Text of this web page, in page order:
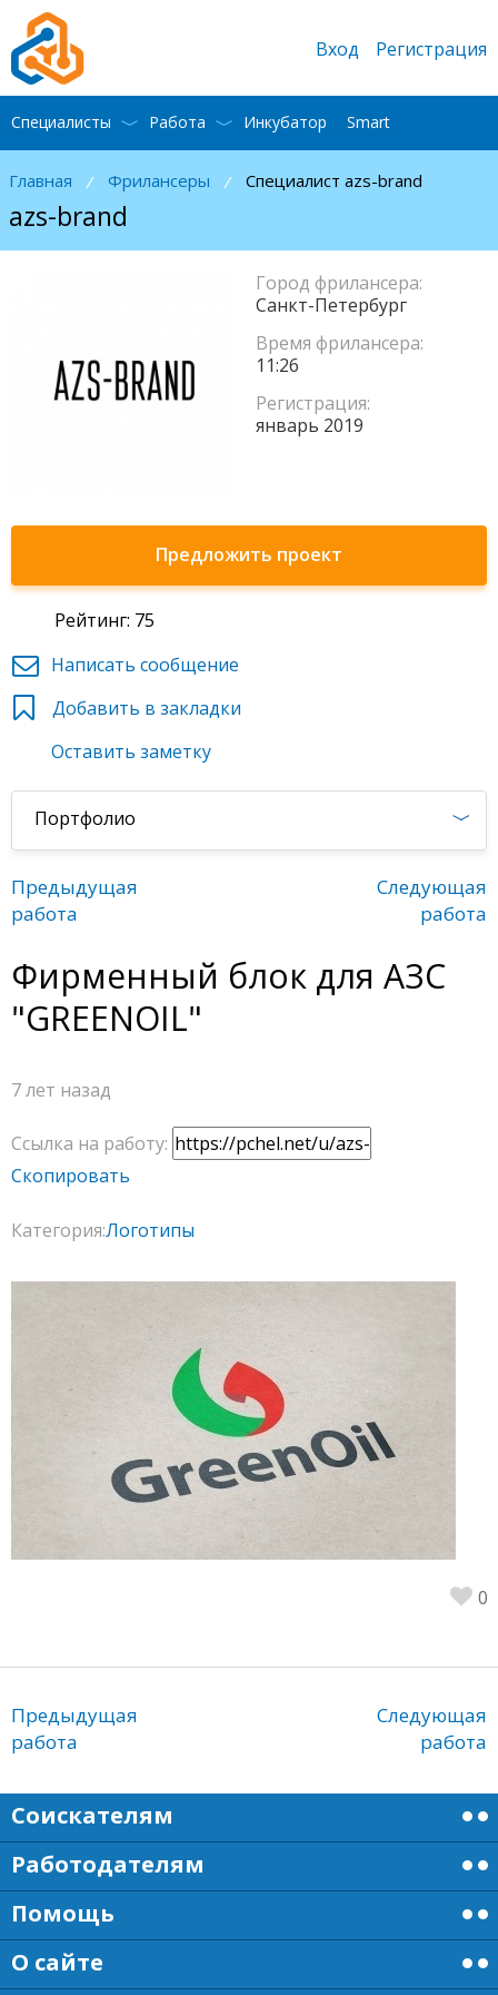
Главная / Фрилансеры / Специалист azs-brand
azs-brand
Город фрилансера:
Санкт-Петербург
Время фрилансера:
11:26
Регистрация:
январь 2019
Предложить проект
Рейтинг: 75
Написать сообщение
Добавить в закладки
Оставить заметку
Портфолио
Предыдущая
работа
Следующая
работа
Фирменный блок для АЗС
"GREENOIL"
7 лет назад
Ссылка на работу:
Скопировать
Категория:Логотипы
0
Предыдущая
работа
Следующая
работа
Вход Регистрация
Специалисты Работа Инкубатор Smart
Соискателям
Работодателям
Помощь
О сайте